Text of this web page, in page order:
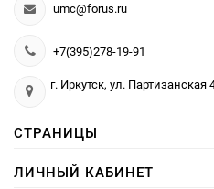
umc@forus.ru
+7(395)278-19-91
г. Иркутск, ул. Партизанская
СТРАНИЦЫ
ЛИЧНЫЙ КАБИНЕТ